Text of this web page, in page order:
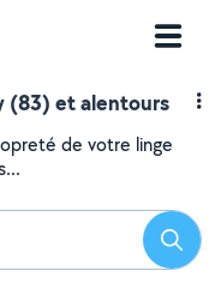
(83) et alentours
de votre linge